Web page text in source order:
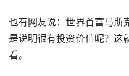
也有网友说：世界首富马斯
是说明很有投资价值呢？这
看。